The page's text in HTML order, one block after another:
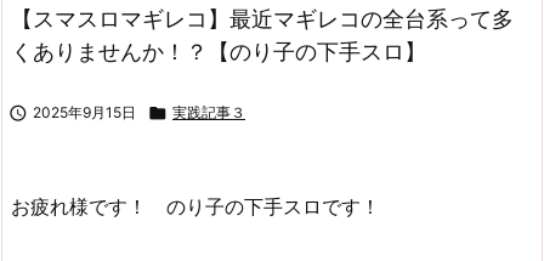
【スマスロマギレコ】最近マギレコの全台系って多
くありませんか！？【のり子の下手スロ】
 2025年9月15日  実践記事３
お疲れ様です！ のり子の下手スロです！